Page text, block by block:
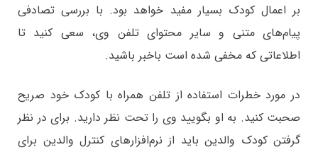
بر اعمال کودک بسیار مفید خواهد بود. با بررسی تصادفی
پیام‌های متنی و سایر محتوای تلفن وی، سعی کنید تا
اطلاعاتی که مخفی شده است باخبر باشید.
در مورد خطرات استفاده از تلفن همراه با کودک خود صریح
صحبت کنید. به او بگویید وی را تحت نظر دارید. برای در نظر
گرفتن کودک والدین باید از نرم‌افزارهای کنترل والدین برای